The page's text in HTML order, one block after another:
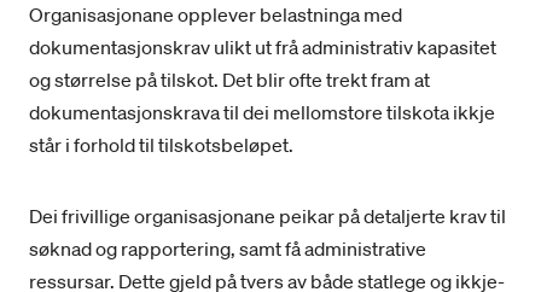
Organisasjonane opplever belastninga med
dokumentasjonskrav ulikt ut frå administrativ kapasitet
og størrelse på tilskot. Det blir ofte trekt fram at
dokumentasjonskrava til dei mellomstore tilskota ikkje
står i forhold til tilskotsbeløpet.
Dei frivillige organisasjonane peikar på detaljerte krav til
søknad og rapportering, samt få administrative
ressursar. Dette gjeld på tvers av både statlege og ikkje-